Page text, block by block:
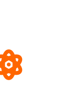
2026-07-31